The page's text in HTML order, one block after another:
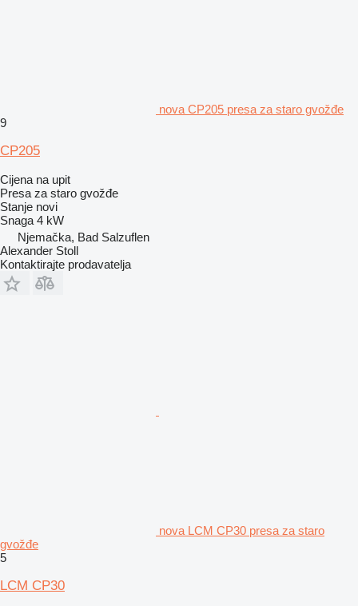
nova CP205 presa za staro gvožđe
9
CP205
Cijena na upit
Presa za staro gvožđe
Stanje novi
Snaga 4 kW
Njemačka, Bad Salzuflen
Alexander Stoll
Kontaktirajte prodavatelja
nova LCM CP30 presa za staro
gvožđe
5
LCM CP30